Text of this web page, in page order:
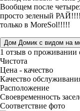
Вообщем после
просто зеленый
только в MoreSol!!!!!
Дом Домик с видом на
1 отзыв о проживании
Чистота
Цена - качество
Качество
Расположение
Своевременность
Соответствие фото